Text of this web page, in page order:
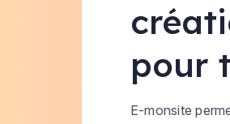
pour
E-monsite